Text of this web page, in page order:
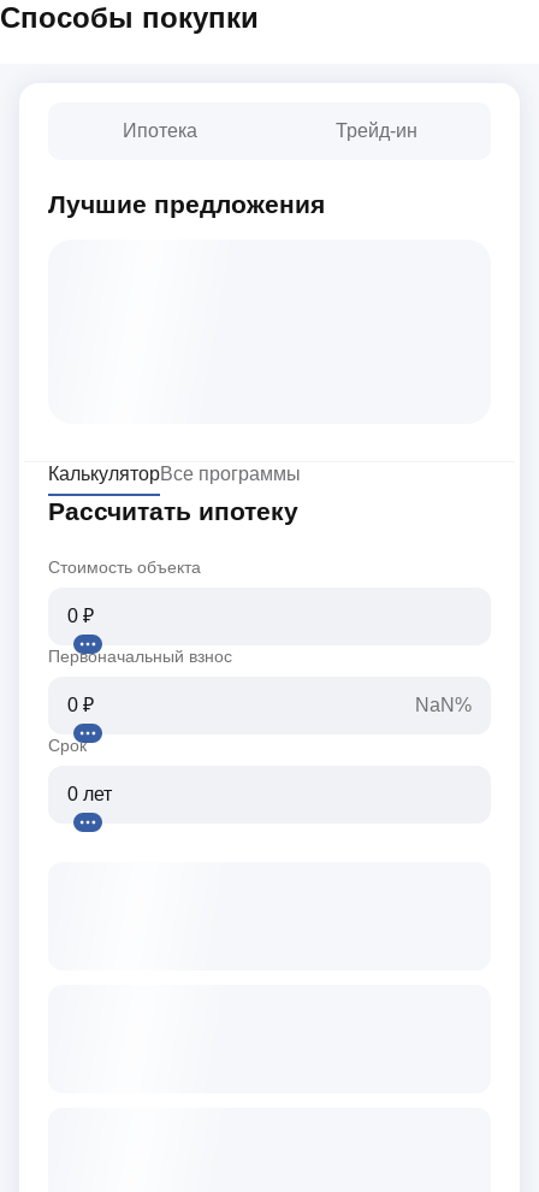
Способы покупки
Ипотека Трейд-ин
Лучшие предложения
КалькуляторВсе программы
Рассчитать ипотеку
Стоимость объекта
Первоначальный взнос
NaN%
Срок